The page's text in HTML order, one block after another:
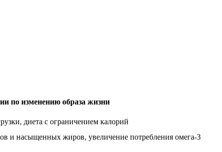
по изменению образа жизни
диета с ограничением калорий
и насыщенных жиров, увеличение потребления омега-3